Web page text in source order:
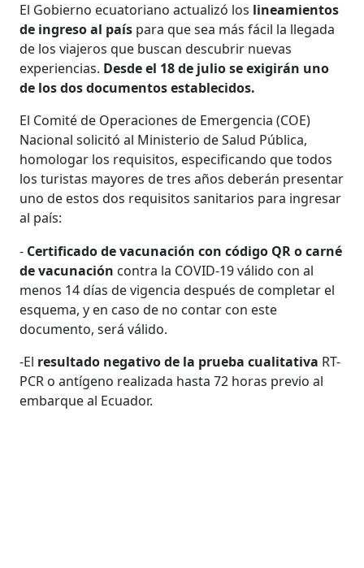
El Gobierno ecuatoriano actualizó los lineamientos
de ingreso al país para que sea más fácil la llegada
de los viajeros que buscan descubrir nuevas
experiencias. Desde el 18 de julio se exigirán uno
de los dos documentos establecidos.
El Comité de Operaciones de Emergencia (COE)
Nacional solicitó al Ministerio de Salud Pública,
homologar los requisitos, especificando que todos
los turistas mayores de tres años deberán presentar
uno de estos dos requisitos sanitarios para ingresar
al país:
- Certificado de vacunación con código QR o carné
de vacunación contra la COVID-19 válido con al
menos 14 días de vigencia después de completar el
esquema, y en caso de no contar con este
documento, será válido.
-El resultado negativo de la prueba cualitativa RT-
PCR o antígeno realizada hasta 72 horas previo al
embarque al Ecuador.